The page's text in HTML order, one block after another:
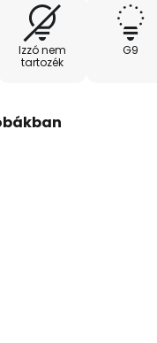
tökéletes, és
helyiségnek elegáns
különlegessé
Izzó nem
tartozék
G9